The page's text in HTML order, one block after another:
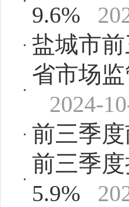
9.6%
盐城市
省市场
2024-
前三季
前三季
5.9%